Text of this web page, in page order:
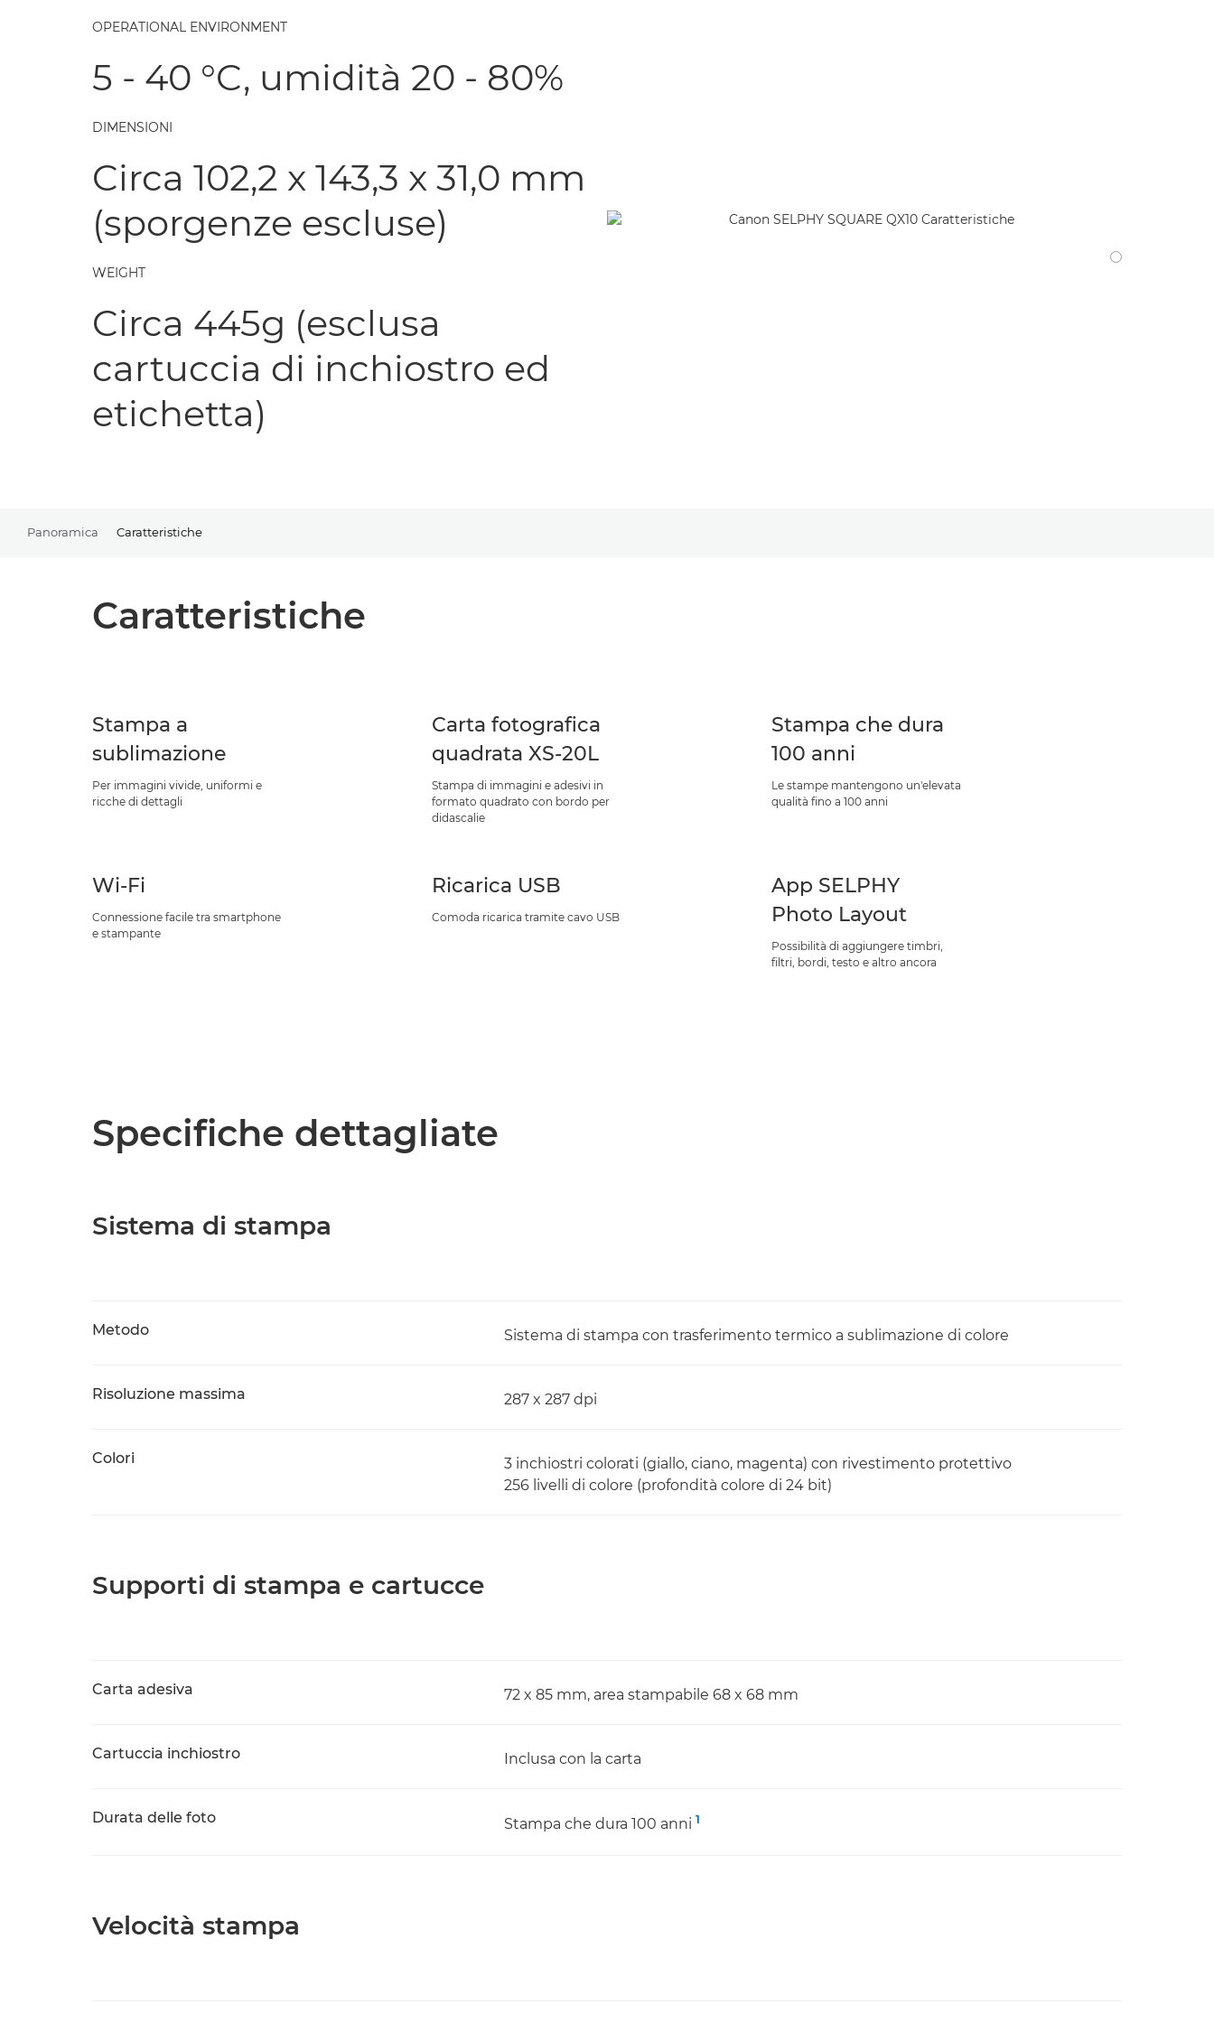
OPERATIONAL ENVIRONMENT
5 - 40 °C, umidità 20 - 80%
DIMENSIONI
Circa 102,2 x 143,3 x 31,0 mm
(sporgenze escluse)
WEIGHT
Circa 445g (esclusa
cartuccia di inchiostro ed
etichetta)
Panoramica Caratteristiche
Caratteristiche
Stampa a
sublimazione
Per immagini vivide, uniformi e
ricche di dettagli
Carta fotografica
quadrata XS-20L
Stampa di immagini e adesivi in
formato quadrato con bordo per
didascalie
Stampa che dura
100 anni
Le stampe mantengono un'elevata
qualità fino a 100 anni
Wi-Fi
Connessione facile tra smartphone
e stampante
Ricarica USB
Comoda ricarica tramite cavo USB
App SELPHY
Photo Layout
Possibilità di aggiungere timbri,
filtri, bordi, testo e altro ancora
Specifiche dettagliate
Sistema di stampa
Metodo Sistema di stampa con trasferimento termico a sublimazione di colore
Risoluzione massima 287 x 287 dpi
Colori
3 inchiostri colorati (giallo, ciano, magenta) con rivestimento protettivo
256 livelli di colore (profondità colore di 24 bit)
Supporti di stampa e cartucce
Carta adesiva 72 x 85 mm, area stampabile 68 x 68 mm
Cartuccia inchiostro Inclusa con la carta
Durata delle foto Stampa che dura 100 anni 1
Velocità stampa